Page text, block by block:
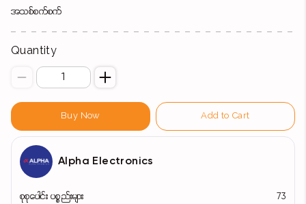
အသစ်စက်စက်
Quantity
Buy Now Add to Cart
Alpha Electronics
စုစုပေါင်း ပစ္စည်းများ 73